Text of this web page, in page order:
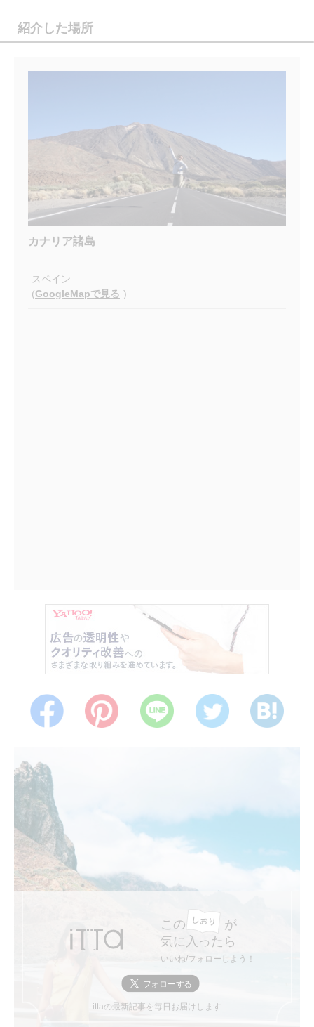
紹介した場所
カナリア諸島
スペイン
(GoogleMapで見る )
この
が
気に入ったら
いいね/フォローしよう！
ittaの最新記事を毎日お届けします